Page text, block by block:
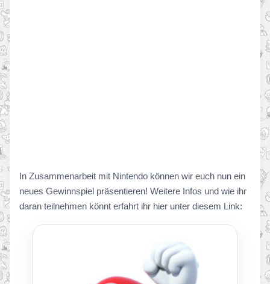
In Zusammenarbeit mit Nintendo können wir euch nun ein
neues Gewinnspiel präsentieren! Weitere Infos und wie ihr
daran teilnehmen könnt erfahrt ihr hier unter diesem Link: